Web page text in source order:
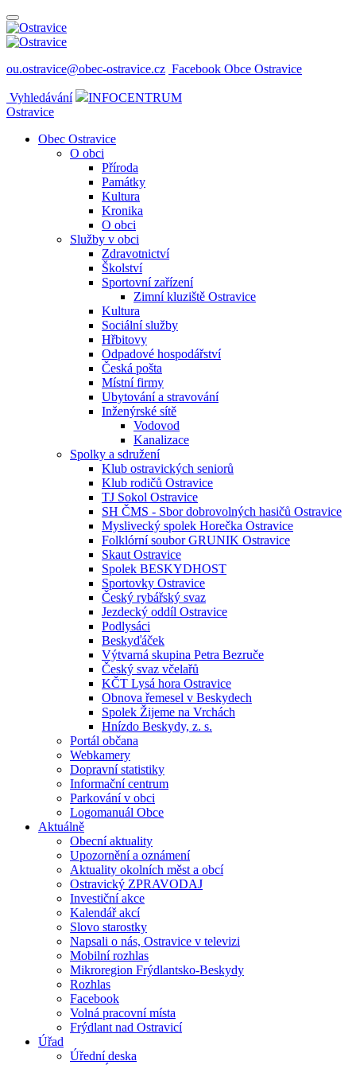
ou.ostravice@obec-ostravice.cz Facebook Obce Ostravice
Vyhledávání
INFOCENTRUM
Ostravice
Obec Ostravice
O obci
Příroda
Památky
Kultura
Kronika
O obci
Služby v obci
Zdravotnictví
Školství
Sportovní zařízení
Zimní kluziště Ostravice
Kultura
Sociální služby
Hřbitovy
Odpadové hospodářství
Česká pošta
Místní firmy
Ubytování a stravování
Inženýrské sítě
Vodovod
Kanalizace
Spolky a sdružení
Klub ostravických seniorů
Klub rodičů Ostravice
TJ Sokol Ostravice
SH ČMS - Sbor dobrovolných hasičů Ostravice
Myslivecký spolek Horečka Ostravice
Folklórní soubor GRUNIK Ostravice
Skaut Ostravice
Spolek BESKYDHOST
Sportovky Ostravice
Český rybářský svaz
Jezdecký oddíl Ostravice
Podlysáci
Beskyďáček
Výtvarná skupina Petra Bezruče
Český svaz včelařů
KČT Lysá hora Ostravice
Obnova řemesel v Beskydech
Spolek Žijeme na Vrchách
Hnízdo Beskydy, z. s.
Portál občana
Webkamery
Dopravní statistiky
Informační centrum
Parkování v obci
Logomanuál Obce
Aktuálně
Obecní aktuality
Upozornění a oznámení
Aktuality okolních měst a obcí
Ostravický ZPRAVODAJ
Investiční akce
Kalendář akcí
Slovo starostky
Napsali o nás, Ostravice v televizi
Mobilní rozhlas
Mikroregion Frýdlantsko-Beskydy
Rozhlas
Facebook
Volná pracovní místa
Frýdlant nad Ostravicí
Úřad
Úřední deska